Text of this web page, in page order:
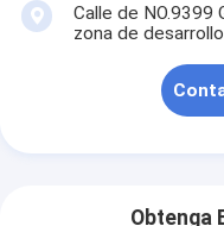
Calle de NO.9399
zona de
Obtenga